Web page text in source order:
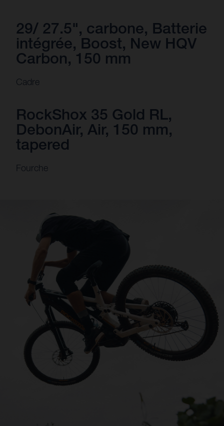
29/ 27.5", carbone, Batterie
intégrée, Boost, New HQV
Carbon, 150 mm
Cadre
RockShox 35 Gold RL,
DebonAir, Air, 150 mm,
tapered
Fourche